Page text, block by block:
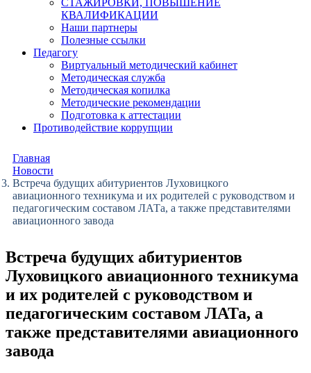
КВАЛИФИКАЦИИ
Наши партнеры
Полезные ссылки
Педагогу
Виртуальный методический кабинет
Методическая служба
Методическая копилка
Методические рекомендации
Подготовка к аттестации
Противодействие коррупции
Главная
Новости
Встреча будущих абитуриентов Луховицкого
авиационного техникума и их родителей с руководством и
педагогическим составом ЛАТа, а также представителями
авиационного завода
Встреча будущих абитуриентов
Луховицкого авиационного техникума
и их родителей с руководством и
педагогическим составом ЛАТа, а
также представителями авиационного
завода